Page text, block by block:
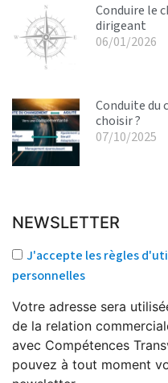
Conduire le
dirigeant
06/01/2026
Conduite du
choisir ?
07/10/2025
NEWSLETTER
J'accepte les règles
personnelles
Votre adresse sera
de la relation
avec Compétences
pouvez à tout moment